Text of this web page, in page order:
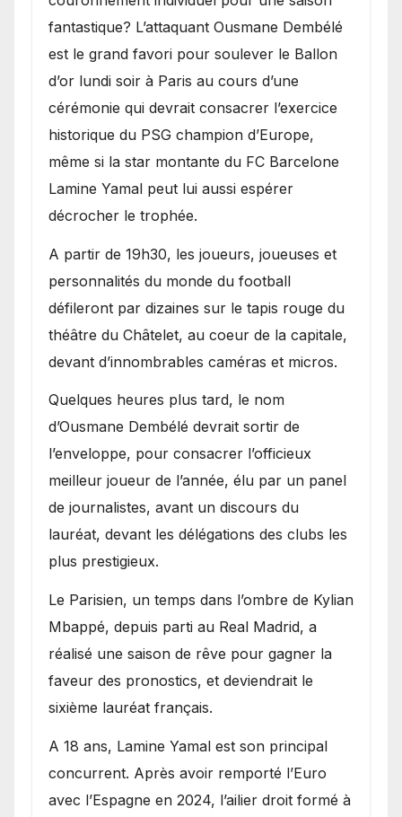
fantastique? L’attaquant Ousmane Dembélé
est le grand favori pour soulever le Ballon
d’or lundi soir à Paris au cours d’une
cérémonie qui devrait consacrer l’exercice
historique du PSG champion d’Europe,
même si la star montante du FC Barcelone
Lamine Yamal peut lui aussi espérer
décrocher le trophée.
A partir de 19h30, les joueurs, joueuses et
personnalités du monde du football
défileront par dizaines sur le tapis rouge du
théâtre du Châtelet, au coeur de la capitale,
devant d’innombrables caméras et micros.
Quelques heures plus tard, le nom
d’Ousmane Dembélé devrait sortir de
l’enveloppe, pour consacrer l’officieux
meilleur joueur de l’année, élu par un panel
de journalistes, avant un discours du
lauréat, devant les délégations des clubs les
plus prestigieux.
Le Parisien, un temps dans l’ombre de Kylian
Mbappé, depuis parti au Real Madrid, a
réalisé une saison de rêve pour gagner la
faveur des pronostics, et deviendrait le
sixième lauréat français.
A 18 ans, Lamine Yamal est son principal
concurrent. Après avoir remporté l’Euro
avec l’Espagne en 2024, l’ailier droit formé à